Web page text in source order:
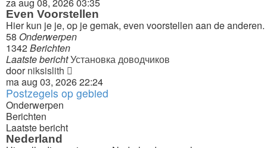
bericht
Even Voorstellen
Hier kun je je, op je gemak, even voorstellen aan de anderen.
58 Onderwerpen
1342Berichten
Laatste berichtУстановка доводчиков
doorniksislith
laatste
bericht
ma aug 03, 2026 22:24
Postzegels op gebied
Onderwerpen
Berichten
Laatste bericht
Nederland